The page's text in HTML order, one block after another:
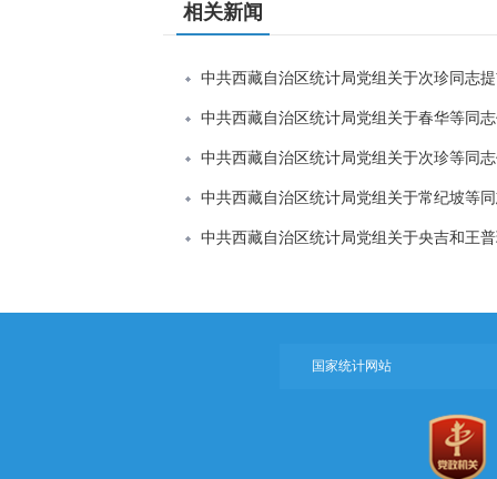
相关新闻
中共西藏自治区统计局党组关于次珍同志
中共西藏自治区统计局党组关于春华等同
中共西藏自治区统计局党组关于次珍等同
中共西藏自治区统计局党组关于常纪坡等
中共西藏自治区统计局党组关于央吉和王
国家统计网站